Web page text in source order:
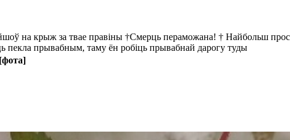
на крыж за твае правіны †Смерць пераможана! † Найбольш
пекла прывабным, таму ён робіць прывабнай дарогу туды